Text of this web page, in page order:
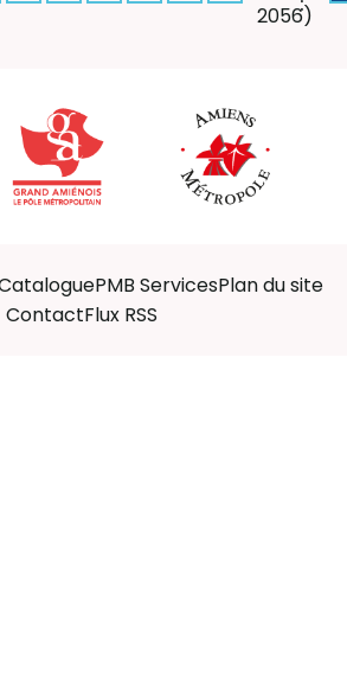
2056)
PMB ServicesPlan du site
ContactFlux RSS